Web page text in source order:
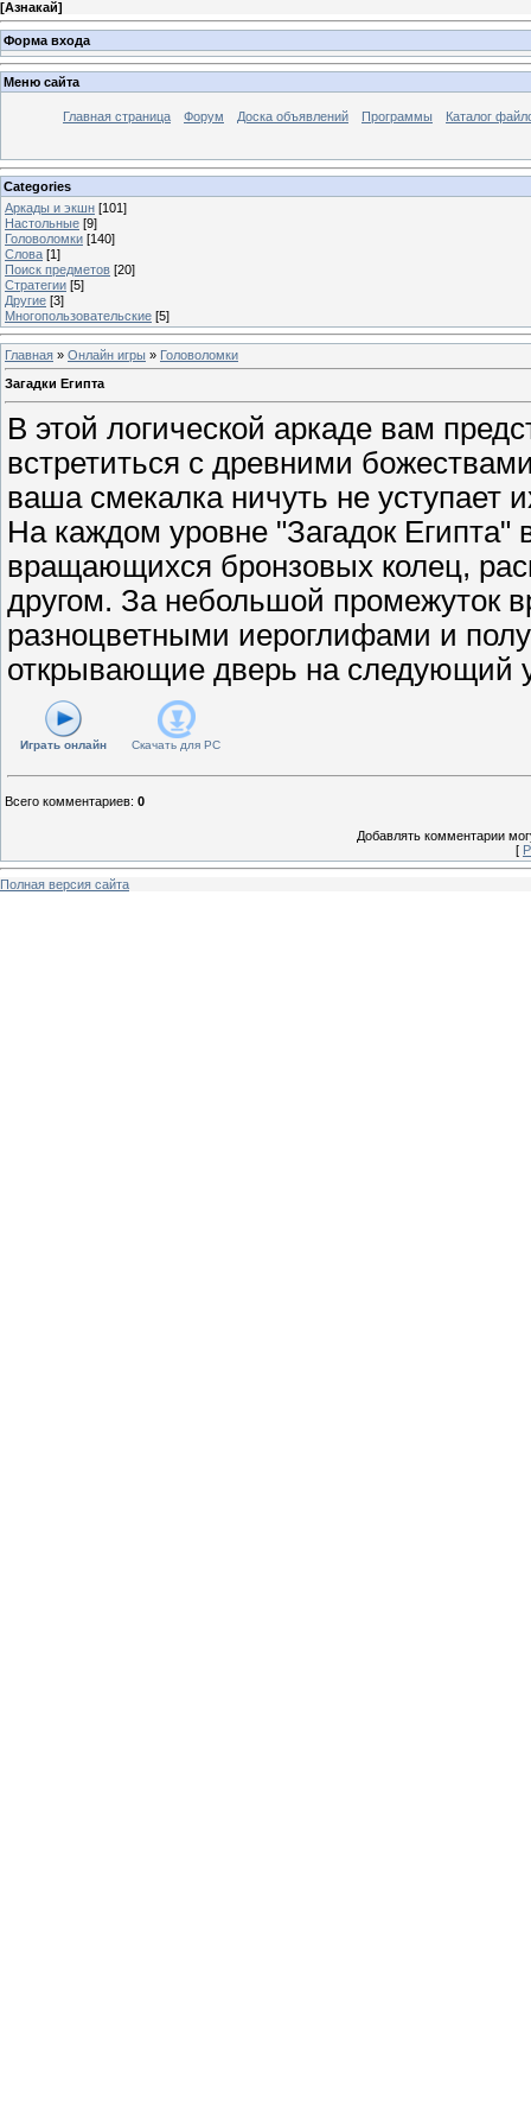
[Азнакай]
Форма входа
Меню сайта
Главная страница Форум Доска объявлений Программы Каталог
Categories
Аркады и экшн [101]
Настольные [9]
Головоломки [140]
Слова [1]
Поиск предметов [20]
Стратегии [5]
Другие [3]
Многопользовательские [5]
Главная » Онлайн игры » Головоломки
Загадки Египта
В этой логической аркаде вам
встретиться с древними
ваша смекалка ничуть не уступает
На каждом уровне "Загадок Египта"
вращающихся бронзовых колец,
другом. За небольшой промежуток
разноцветными иероглифами и
открывающие дверь на следующий
Играть онлайн Скачать для PC
Всего комментариев: 0
Добавлять комментарии
[
Полная версия сайта